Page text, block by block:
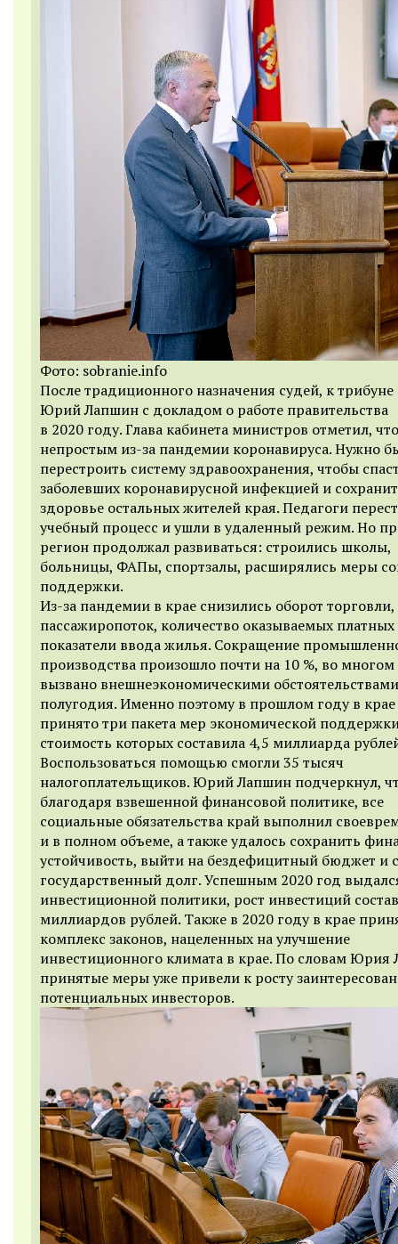
Фото: sobranie.info
После традиционного назначения судей, к
Юрий Лапшин с докладом о работе правительства
в 2020 году. Глава кабинета министров отметил,
непростым из-за пандемии коронавируса. Нужно
перестроить систему здравоохранения, чтобы
заболевших коронавирусной инфекцией и
здоровье остальных жителей края. Педагоги
учебный процесс и ушли в удаленный режим. Но
регион продолжал развиваться: строились школы,
больницы, ФАПы, спортзалы, расширялись меры
поддержки.
Из-за пандемии в крае снизились оборот торговли,
пассажиропоток, количество оказываемых платных
показатели ввода жилья. Сокращение
производства произошло почти на 10 %, во
вызвано внешнеэкономическими
полугодия. Именно поэтому в прошлом году в
принято три пакета мер экономической
стоимость которых составила 4,5 миллиарда
Воспользоваться помощью смогли 35 тысяч
налогоплательщиков. Юрий Лапшин подчеркнул,
благодаря взвешенной финансовой политике, все
социальные обязательства край выполнил
и в полном объеме, а также удалось сохранить
устойчивость, выйти на бездефицитный бюджет и
государственный долг. Успешным 2020 год
инвестиционной политики, рост инвестиций
миллиардов рублей. Также в 2020 году в крае
комплекс законов, нацеленных на улучшение
инвестиционного климата в крае. По словам Юрия
принятые меры уже привели к росту
потенциальных инвесторов.